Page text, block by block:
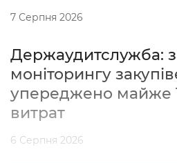
7 Серпня 2026
Держаудитслужба:
моніторингу
упереджено майже
витрат
6 Серпня 2026